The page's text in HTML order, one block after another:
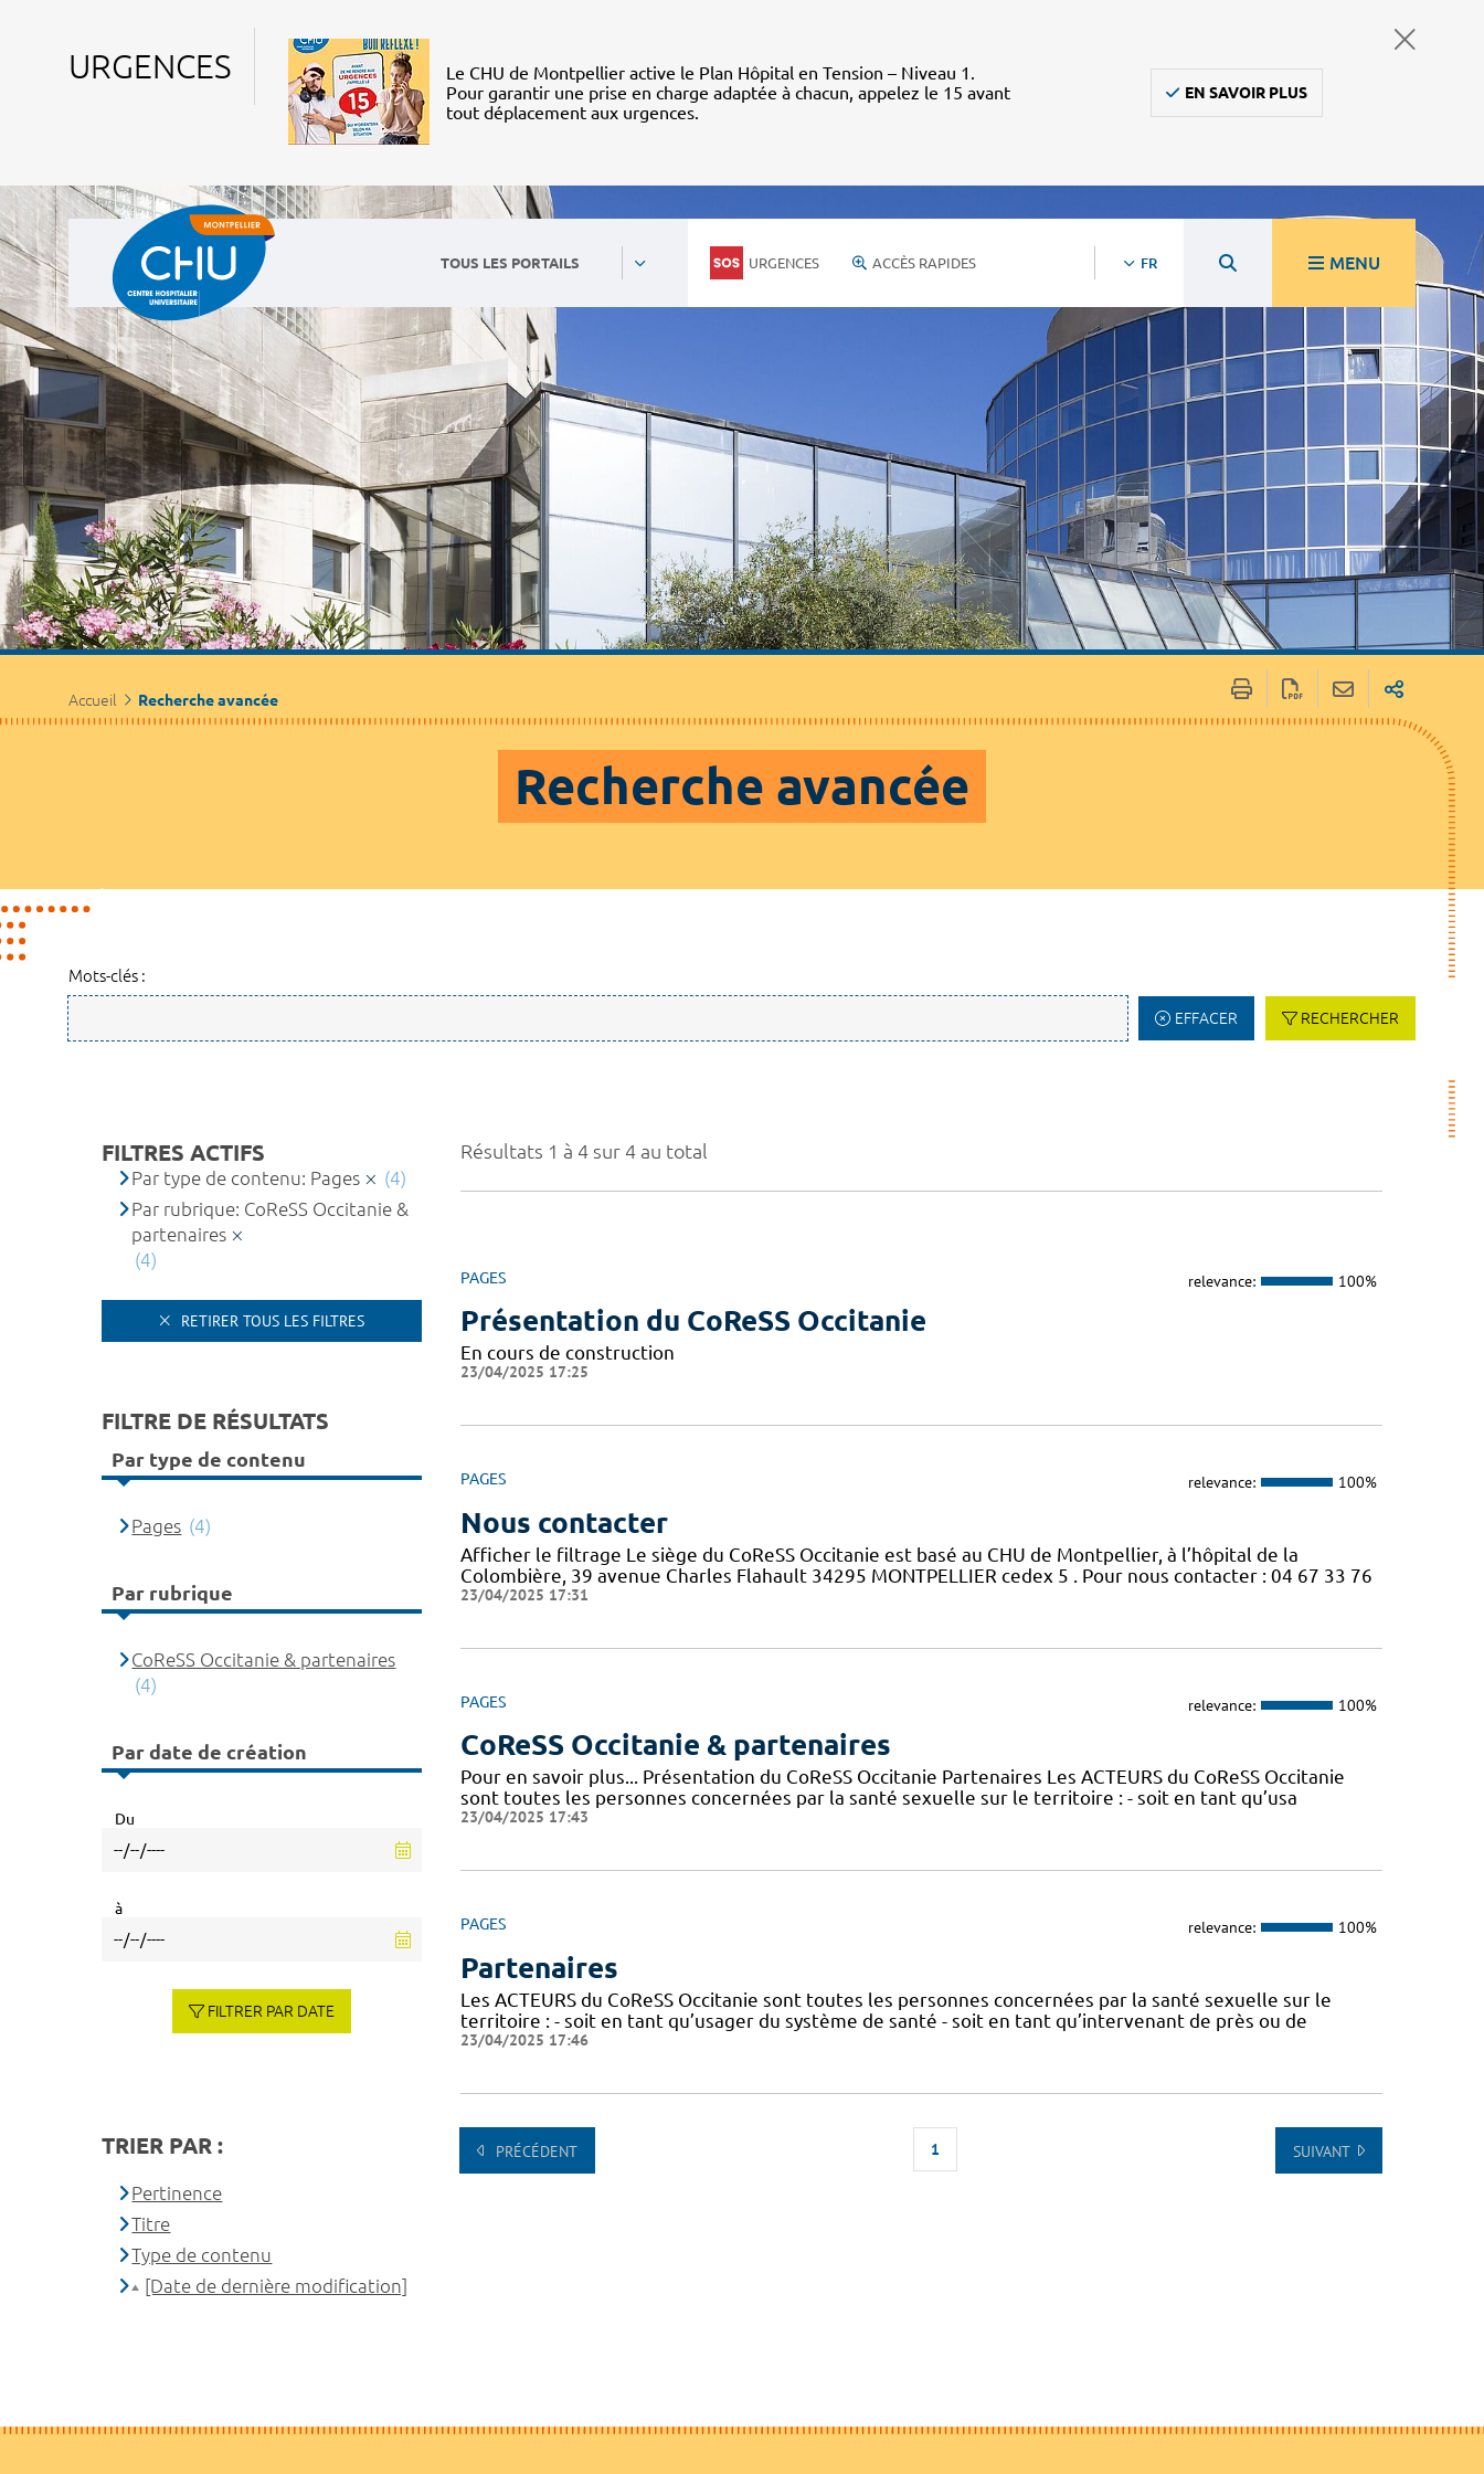
URGENCES
Le CHU de Montpellier active le Plan Hôpital en Tension – Niveau 1.
Pour garantir une prise en charge adaptée à chacun, appelez le 15 avant
tout déplacement aux urgences.
EN SAVOIR PLUS
TOUS LES PORTAILS URGENCES ACCÈS RAPIDES FR MENU
Accueil Recherche avancée
Recherche avancée
Mots-clés :
EFFACER RECHERCHER
Résultats 1 à 4 sur 4 au total
PAGES relevance: 100%
Présentation du CoReSS Occitanie
En cours de construction
23/04/2025 17:25
PAGES relevance: 100%
Nous contacter
Afficher le filtrage Le siège du CoReSS Occitanie est basé au CHU de Montpellier, à l’hôpital de la
Colombière, 39 avenue Charles Flahault 34295 MONTPELLIER cedex 5 . Pour nous contacter : 04 67 33 76
23/04/2025 17:31
PAGES relevance: 100%
CoReSS Occitanie & partenaires
Pour en savoir plus... Présentation du CoReSS Occitanie Partenaires Les ACTEURS du CoReSS Occitanie
sont toutes les personnes concernées par la santé sexuelle sur le territoire : - soit en tant qu’usa
23/04/2025 17:43
PAGES relevance: 100%
Partenaires
Les ACTEURS du CoReSS Occitanie sont toutes les personnes concernées par la santé sexuelle sur le
territoire : - soit en tant qu’usager du système de santé - soit en tant qu’intervenant de près ou de
23/04/2025 17:46
PRÉCÉDENT 1 SUIVANT
FILTRES ACTIFS
Par type de contenu: Pages
(4)
Par rubrique: CoReSS Occitanie &
partenaires
(4)
RETIRER TOUS LES FILTRES
FILTRE DE RÉSULTATS
Par type de contenu
Pages (4)
Par rubrique
CoReSS Occitanie & partenaires
(4)
Par date de création
Du
à
FILTRER PAR DATE
TRIER PAR :
Pertinence
Titre
Type de contenu
[Date de dernière modification]